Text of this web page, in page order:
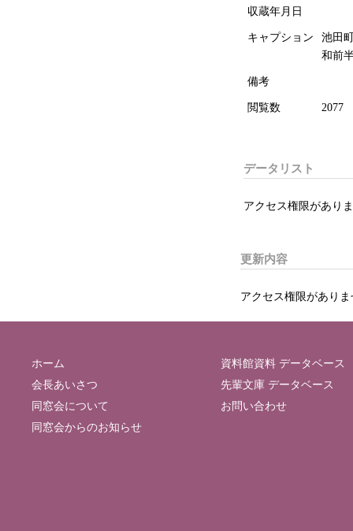
収蔵年月日
キャプション
池田
和前
備考
閲覧数 2077
データリスト
アクセス権限があり
更新内容
アクセス権限があり
ホーム
会長あいさつ
同窓会について
同窓会からのお知らせ
資料館資料 データベース
先輩文庫 データベース
お問い合わせ